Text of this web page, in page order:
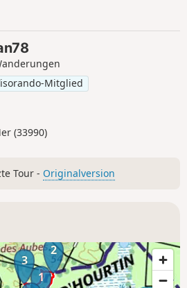
Mitglied
(33990)
Tour - Originalversion
1
2
3